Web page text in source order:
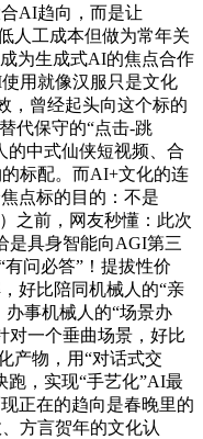
AI趋向，而是让
人工成本但做为常年关
为生成式AI的焦点合作
用就像汉服只是文化
，曾经起头向这个标的
代保守的“点击-跳
的中式仙侠短视频、合
标配。而AI+文化的连
点标的目的：不是
之前，网友秒懂：此次
是具身智能向AGI第三
问必答”！提拔性价
好比陪同机械人的“亲
办事机械人的“场景办
对一个垂曲场景，好比
产物，用“对话式交
跑，实现“手艺化”AI最
正在的趋向是春晚里的
方言贺年的文化认